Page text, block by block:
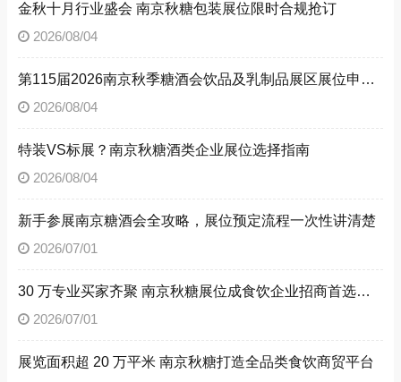
金秋十月行业盛会 南京秋糖包装展位限时合规抢订
2026/08/04
第115届2026南京秋季糖酒会饮品及乳制品展区展位申请技巧
2026/08/04
特装VS标展？南京秋糖酒类企业展位选择指南
2026/08/04
新手参展南京糖酒会全攻略，展位预定流程一次性讲清楚
2026/07/01
30 万专业买家齐聚 南京秋糖展位成食饮企业招商首选阵地
2026/07/01
展览面积超 20 万平米 南京秋糖打造全品类食饮商贸平台